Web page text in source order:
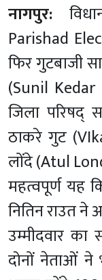
नागपुर:
Parishad
फिर गुटबाजी
(Sunil
जिला परिषद्
ठाकरे गुट
लोंदे (Atul
महत्वपूर्ण यह
नितिन राउत
उम्मीदवार
दोनों नेताओं ने